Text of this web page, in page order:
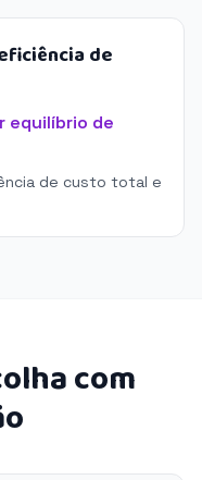
de
equilíbrio de
de custo total e
com